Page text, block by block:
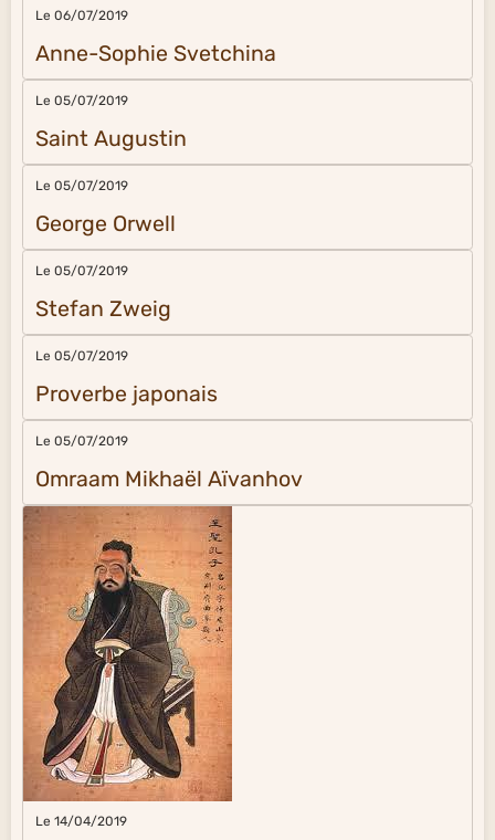
Le 06/07/2019
Anne-Sophie Svetchina
Le 05/07/2019
Saint Augustin
Le 05/07/2019
George Orwell
Le 05/07/2019
Stefan Zweig
Le 05/07/2019
Proverbe japonais
Le 05/07/2019
Omraam Mikhaël Aïvanhov
Le 14/04/2019